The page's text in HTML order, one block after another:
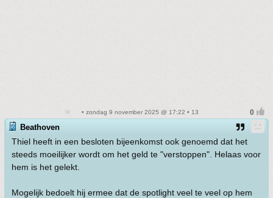
• zondag 9 november 2025 @ 17:22 • 13
Beathoven
Thiel heeft in een besloten bijeenkomst ook genoemd dat het
steeds moeilijker wordt om het geld te "verstoppen". Helaas voor
hem is het gelekt.
Mogelijk bedoelt hij ermee dat de spotlight veel te veel op hem